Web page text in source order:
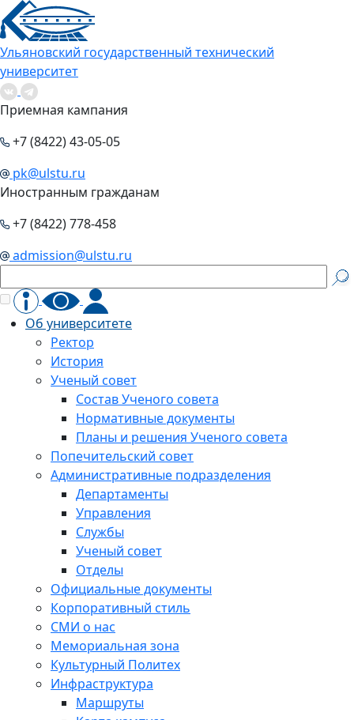
Ульяновский государственный технический
университет
Приемная кампания
+7 (8422) 43-05-05
pk@ulstu.ru
Иностранным гражданам
+7 (8422) 778-458
admission@ulstu.ru
Об университете
Ректор
История
Ученый совет
Состав Ученого совета
Нормативные документы
Планы и решения Ученого совета
Попечительский совет
Административные подразделения
Департаменты
Управления
Службы
Ученый совет
Отделы
Официальные документы
Корпоративный стиль
СМИ о нас
Мемориальная зона
Культурный Политех
Инфраструктура
Маршруты